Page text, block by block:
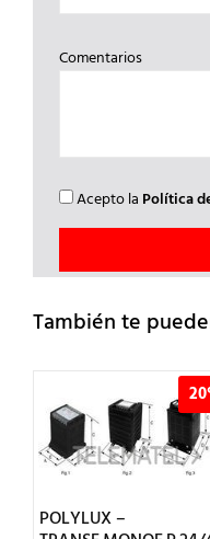
Comentarios
Acepto la Política
También te
POLYLUX –